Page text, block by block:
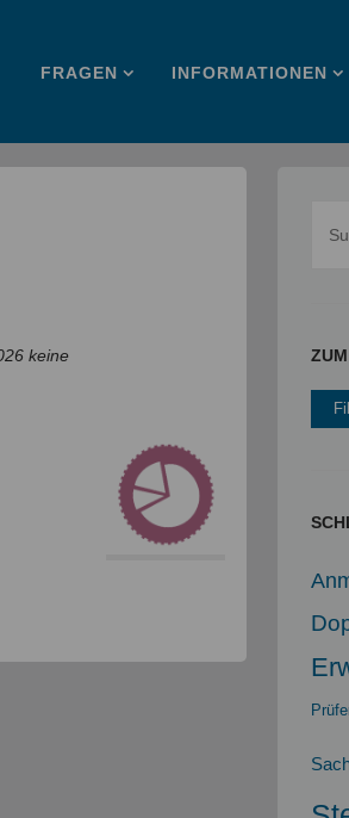
FRAGEN INFORMATIONEN
keine